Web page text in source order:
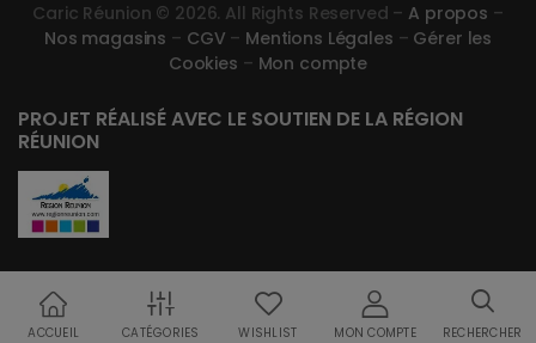
Caric Réunion © 2026. All Rights Reserved – A propos –
Nos magasins – CGV – Mentions Légales – Gérer les
Cookies – Mon compte
PROJET RÉALISÉ AVEC LE SOUTIEN DE LA RÉGION
RÉUNION
ACCUEIL CATÉGORIES WISHLIST MON COMPTE RECHERCHER